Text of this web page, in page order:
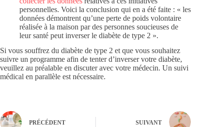
personnelles. Voici la conclusion qui en a été faite : « les
données démontrent qu’une perte de poids volontaire
réalisée à la maison par des personnes soucieuses de
leur santé peut inverser le diabète de type 2 ».
Si vous souffrez du diabète de type 2 et que vous souhaitez
suivre un programme afin de tenter d’inverser votre diabète,
veuillez au préalable en discuter avec votre médecin. Un suivi
médical en parallèle est nécessaire.
PRÉCÉDENT SUIVANT